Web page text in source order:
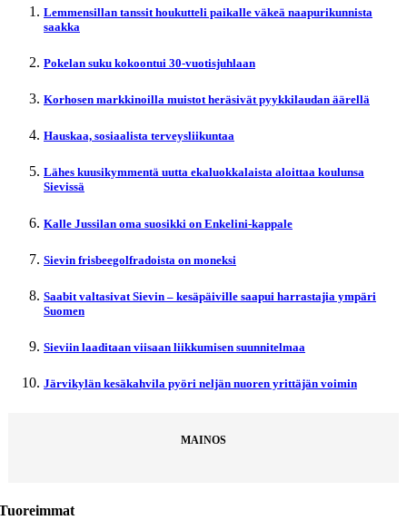
Lemmensillan tanssit houkutteli paikalle väkeä naapurikunnista
saakka
Pokelan suku kokoontui 30-vuotisjuhlaan
Korhosen markkinoilla muistot heräsivät pyykkilaudan äärellä
Hauskaa, sosiaalista terveysliikuntaa
Lähes kuusikymmentä uutta ekaluokkalaista aloittaa koulunsa
Sievissä
Kalle Jussilan oma suosikki on Enkelini-kappale
Sievin frisbeegolfradoista on moneksi
Saabit valtasivat Sievin – kesäpäiville saapui harrastajia ympäri
Suomen
Sieviin laaditaan viisaan liikkumisen suunnitelmaa
Järvikylän kesäkahvila pyöri neljän nuoren yrittäjän voimin
MAINOS